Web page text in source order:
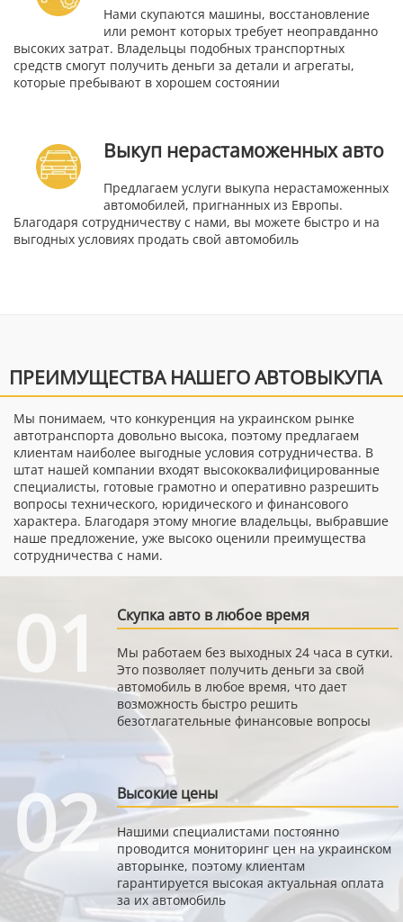
Нами скупаются машины, восстановление
или ремонт которых требует неоправданно
высоких затрат. Владельцы подобных транспортных
средств смогут получить деньги за детали и агрегаты,
которые пребывают в хорошем состоянии
Выкуп нерастаможенных авто
Предлагаем услуги выкупа нерастаможенных
автомобилей, пригнанных из Европы.
Благодаря сотрудничеству с нами, вы можете быстро и на
выгодных условиях продать свой автомобиль
ПРЕИМУЩЕСТВА НАШЕГО АВТОВЫКУПА
Мы понимаем, что конкуренция на украинском рынке
автотранспорта довольно высока, поэтому предлагаем
клиентам наиболее выгодные условия сотрудничества. В
штат нашей компании входят высококвалифицированные
специалисты, готовые грамотно и оперативно разрешить
вопросы технического, юридического и финансового
характера. Благодаря этому многие владельцы, выбравшие
наше предложение, уже высоко оценили преимущества
сотрудничества с нами.
01 Скупка авто в любое время
Мы работаем без выходных 24 часа в сутки.
Это позволяет получить деньги за свой
автомобиль в любое время, что дает
возможность быстро решить
безотлагательные финансовые вопросы
02 Высокие цены
Нашими специалистами постоянно
проводится мониторинг цен на украинском
авторынке, поэтому клиентам
гарантируется высокая актуальная оплата
за их автомобиль